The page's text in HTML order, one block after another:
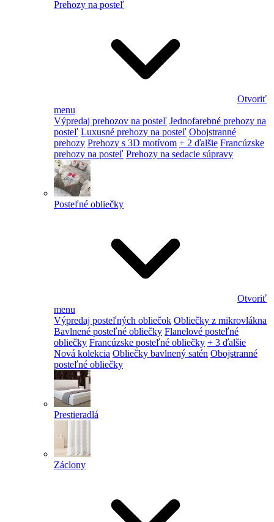
Prehozy na posteľ
Otvoriť
menu
Výpredaj prehozov na posteľ Jednofarebné prehozy na
posteľ Luxusné prehozy na posteľ Obojstranné
prehozy Prehozy s 3D motívom + 2 ďalšie Francúzske
prehozy na posteľ Prehozy na sedacie súpravy
Posteľné obliečky
Otvoriť
menu
Výpredaj posteľných obliečok Obliečky z mikrovlákna
Bavlnené posteľné obliečky Flanelové posteľné
obliečky Francúzske posteľné obliečky + 3 ďalšie
Nová kolekcia Obliečky bavlnený satén Obojstranné
posteľné obliečky
Prestieradlá
Záclony